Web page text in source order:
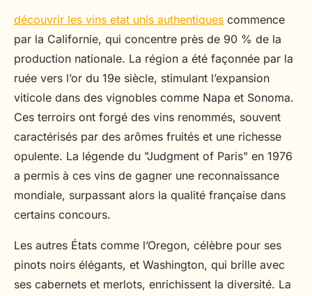
découvrir les vins etat unis authentiques commence
par la Californie, qui concentre près de 90 % de la
production nationale. La région a été façonnée par la
ruée vers l’or du 19e siècle, stimulant l’expansion
viticole dans des vignobles comme Napa et Sonoma.
Ces terroirs ont forgé des vins renommés, souvent
caractérisés par des arômes fruités et une richesse
opulente. La légende du "Judgment of Paris" en 1976
a permis à ces vins de gagner une reconnaissance
mondiale, surpassant alors la qualité française dans
certains concours.
Les autres États comme l’Oregon, célèbre pour ses
pinots noirs élégants, et Washington, qui brille avec
ses cabernets et merlots, enrichissent la diversité. La